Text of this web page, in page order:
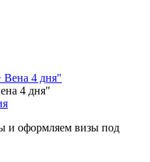
4 дня"
и оформляем визы под